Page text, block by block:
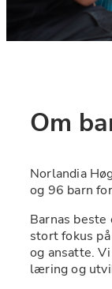
Om
Norlandia
og 96 barn
Barnas
stort fokus
og ansatte.
læring og